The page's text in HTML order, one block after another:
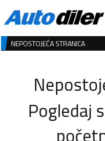
NEPOSTOJEĆA STRANICA
Pogledaj